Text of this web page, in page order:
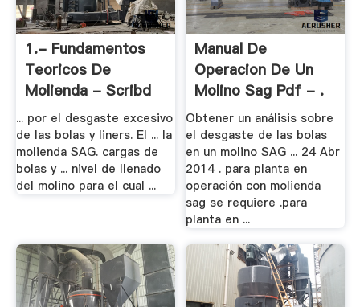
1.- Fundamentos
Teoricos De
Molienda - Scribd
... por el desgaste excesivo
de las bolas y liners. El ... la
molienda SAG. cargas de
bolas y ... nivel de llenado
del molino para el cual ...
Manual De
Operacion De Un
Molino Sag Pdf - .
Obtener un análisis sobre
el desgaste de las bolas
en un molino SAG ... 24 Abr
2014 . para planta en
operación con molienda
sag se requiere .para
planta en ...